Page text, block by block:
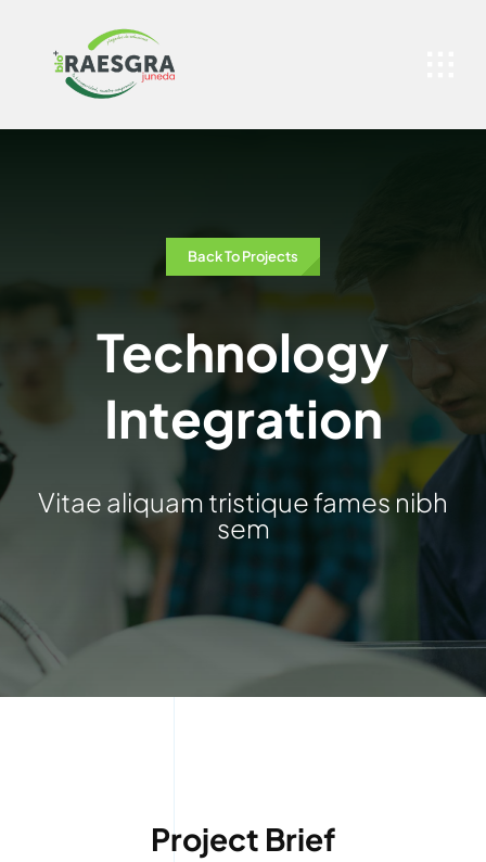
content
Back To Projects
Technology
Integration
Vitae aliquam tristique fames nibh
sem
Project Brief